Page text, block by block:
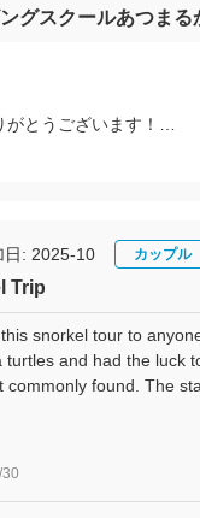
せてみせる！」って力強
功！
感動は、一生忘れられま
）や綺麗な魚たち、真
さんをはじめ、スタッフ
す。
に、家族全員で潜りた
体験をありがとうござ
グスクールあつまる
とうございます！
スクールあつまるのツ
しました。
ダイビング成功の瞬間
す。
め、スタッフ一同もお客
く思っております。
。
心よりお待ちしており
日: 2025-10 カップル
Trip
snorkel tour to
turtles and had the luck
commonly found. The
and took fabulous